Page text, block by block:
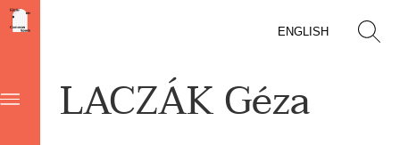
ENGLISH
LACZÁK Géza